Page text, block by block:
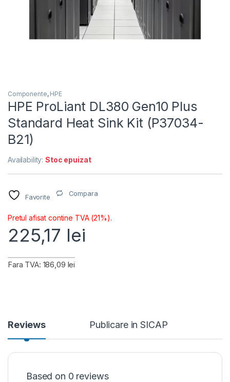
Componente, HPE
HPE ProLiant DL380 Gen10 Plus
Standard Heat Sink Kit (P37034-
B21)
Availability:Stoc epuizat
Favorite Compara
Pretul afisat contine TVA (21%).
225,17 lei
Fara TVA: 186,09 lei
Reviews Publicare in SICAP
Based on 0 reviews